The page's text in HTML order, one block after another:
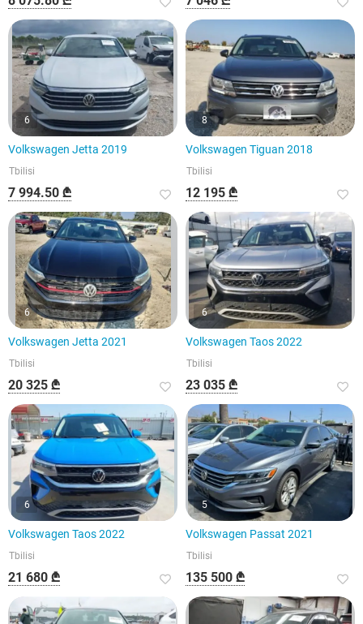
6
Volkswagen Jetta 2019
Tbilisi
7 994.50 ₾
8
Volkswagen Tiguan 2018
Tbilisi
12 195 ₾
6
Volkswagen Jetta 2021
Tbilisi
20 325 ₾
6
Volkswagen Taos 2022
Tbilisi
23 035 ₾
6
Volkswagen Taos 2022
Tbilisi
21 680 ₾
5
Volkswagen Passat 2021
Tbilisi
135 500 ₾